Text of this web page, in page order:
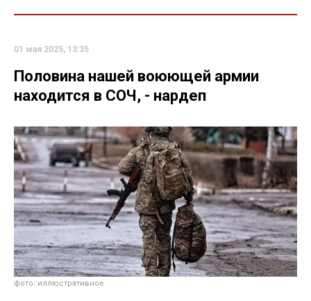
01 мая 2025, 13:35
Половина нашей воюющей армии
находится в СОЧ, - нардеп
фото: иллюстративное